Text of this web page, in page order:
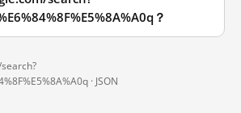
？
· JSON